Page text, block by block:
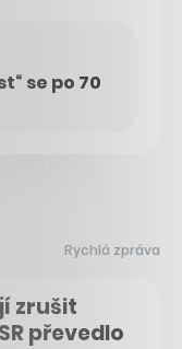
se po 70
Rychlá zpráva
zrušit
převedlo